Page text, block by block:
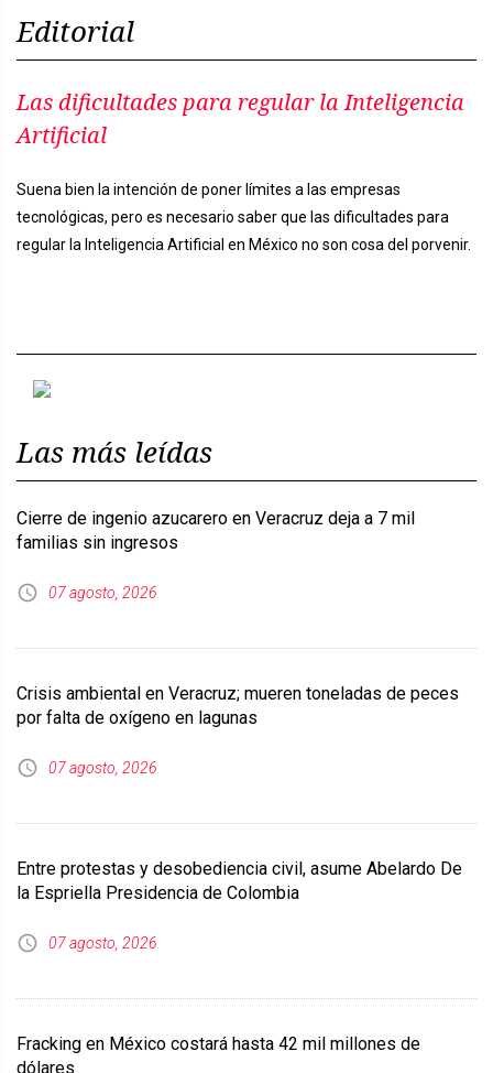
Editorial
Las dificultades para regular la Inteligencia
Artificial
Suena bien la intención de poner límites a las empresas
tecnológicas, pero es necesario saber que las dificultades para
regular la Inteligencia Artificial en México no son cosa del porvenir.
Las más leídas
Cierre de ingenio azucarero en Veracruz deja a 7 mil
familias sin ingresos
07 agosto, 2026
Crisis ambiental en Veracruz; mueren toneladas de peces
por falta de oxígeno en lagunas
07 agosto, 2026
Entre protestas y desobediencia civil, asume Abelardo De
la Espriella Presidencia de Colombia
07 agosto, 2026
Fracking en México costará hasta 42 mil millones de
dólares